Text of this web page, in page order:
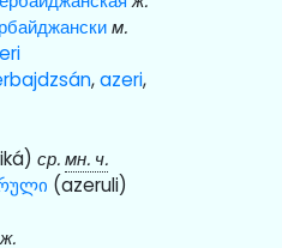
м.
,azeri,
ср.мн. ч.
(azeruli)
ж.